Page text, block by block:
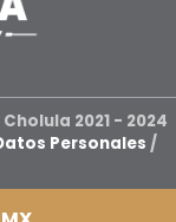
2021 - 2024
Personales /